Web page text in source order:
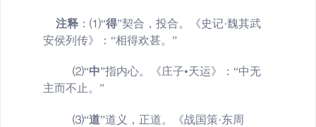
注释 ： ⑴“得”契合，投合。《史记·魏其武
安侯列传》：“相得欢甚。”
⑵“中”指内心。《庄子•天运》：“中无
主而不止。”
⑶“道”道义，正道。《战国策·东周